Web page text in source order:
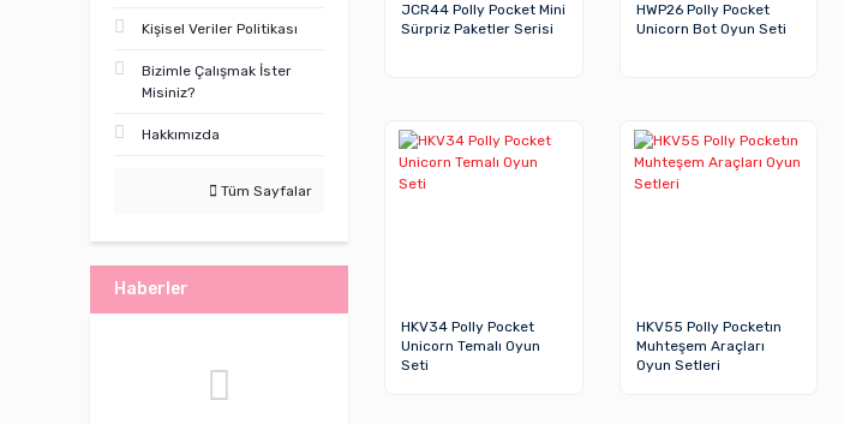
Kişisel Veriler Politikası
Bizimle Çalışmak İster
Misiniz?
Hakkımızda
Tüm Sayfalar
Haberler
JCR44 Polly Pocket Mini
Sürpriz Paketler Serisi
HWP26 Polly Pocket
Unicorn Bot Oyun Seti
HKV34 Polly Pocket
Unicorn Temalı Oyun
Seti
HKV55 Polly Pocketın
Muhteşem Araçları
Oyun Setleri